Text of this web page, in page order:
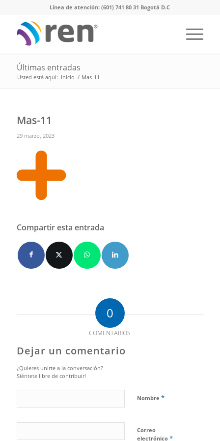
Línea de atención: (601) 741 80 31 Bogotá D.C
Últimas entradas
Usted está aquí: Inicio / Mas-11
Mas-11
29 marzo, 2023
Compartir esta entrada
0
COMENTARIOS
Dejar un comentario
¿Quieres unirte a la conversación?
Siéntete libre de contribuir!
Nombre *
Correo
electrónico *